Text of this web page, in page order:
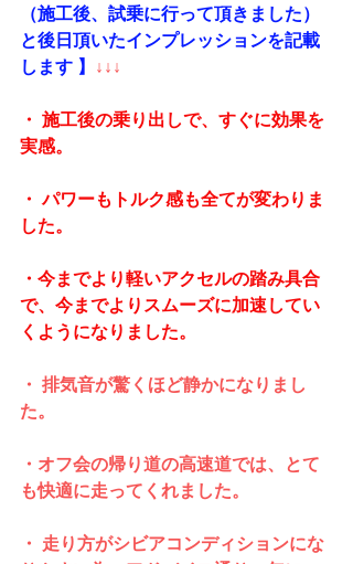
（施工後、試乗に行って頂きました）
と後日頂いたインプレッションを記載
します 】
↓↓↓
・ 施工後の乗り出しで、すぐに効果を
実感。
・ パワーもトルク感も全てが変わりま
した。
・今までより軽いアクセルの踏み具合
で、今までよりスムーズに加速してい
くようになりました。
・ 排気音が驚くほど静かになりまし
た。
・オフ会の帰り道の高速道では、とて
も快適に走ってくれました。
・ 走り方がシビアコンディションにな